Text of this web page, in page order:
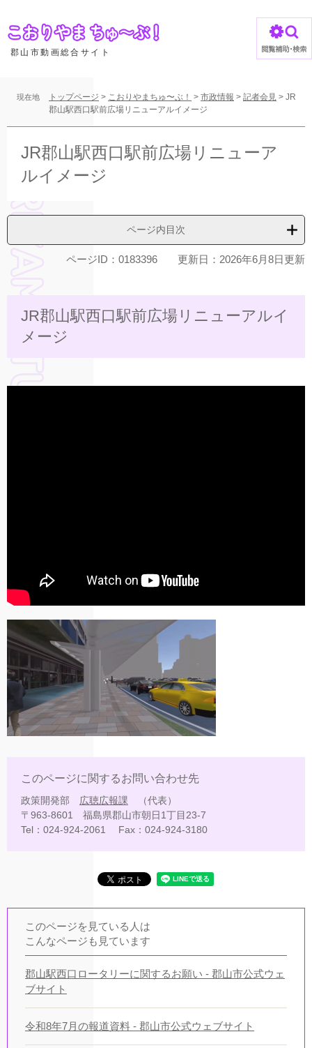
ジ
。
郡山市動画総合サイト
現在地 トップページ > こおりやまちゅ〜ぶ！ > 市政情報 > 記者会見 > JR
郡山駅西口駅前広場リニューアルイメージ
JR郡山駅西口駅前広場リニューア
ルイメージ
ページ内目次
ページID：0183396 更新日：2026年6月8日更新
JR郡山駅西口駅前広場リニューアルイ
メージ
このページに関するお問い合わせ先
政策開発部 広聴広報課
代表
〒963-8601
福島県郡山市朝日1丁目23-7
Tel：024-924-2061
Fax：024-924-3180
このページを見ている人は
こんなページも見ています
郡山駅西口ロータリーに関するお願い - 郡山市公式ウェ
ブサイト
令和8年7月の報道資料 - 郡山市公式ウェブサイト